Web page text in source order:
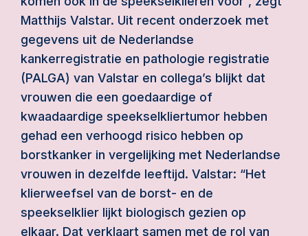
Matthijs Valstar. Uit recent onderzoek met
gegevens uit de Nederlandse
kankerregistratie en pathologie registratie
(PALGA) van Valstar en collega’s blijkt dat
vrouwen die een goedaardige of
kwaadaardige speekselkliertumor hebben
gehad een verhoogd risico hebben op
borstkanker in vergelijking met Nederlandse
vrouwen in dezelfde leeftijd. Valstar: “Het
klierweefsel van de borst- en de
speekselklier lijkt biologisch gezien op
elkaar. Dat verklaart samen met de rol van